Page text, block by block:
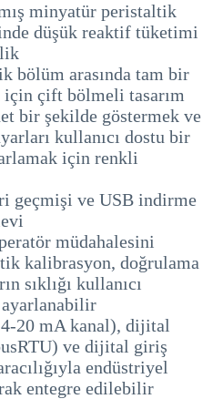
minyatür peristaltik
düşük reaktif tüketimi
bölüm arasında tam bir
için çift bölmeli tasarım
bir şekilde göstermek ve
kullanıcı dostu bir
için renkli
geçmişi ve USB indirme
müdahalesini
kalibrasyon, doğrulama
sıklığı kullanıcı
ayarlanabilir
4-20 mA kanal), dijital
ve dijital giriş
endüstriyel
entegre edilebilir